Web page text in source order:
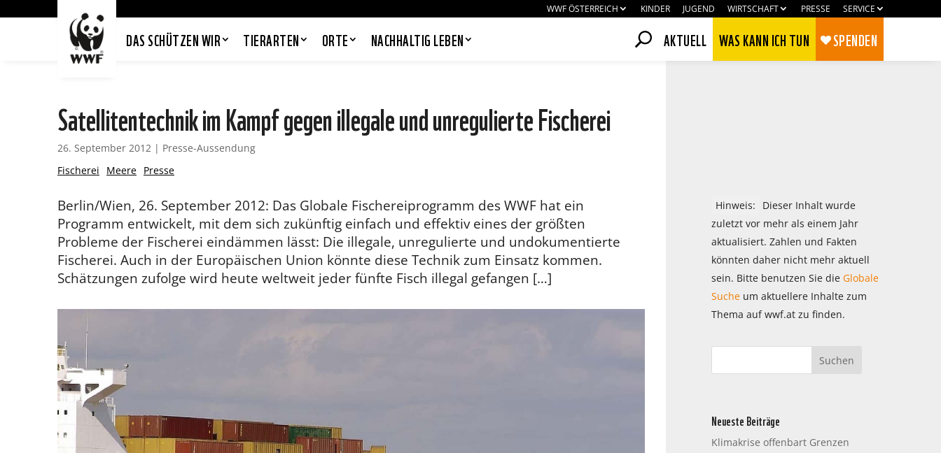
WWF ÖSTERREICH KINDER JUGEND WIRTSCHAFT PRESSE SERVICE
DAS SCHÜTZEN WIR TIERARTEN ORTE NACHHALTIG LEBEN AKTUELL WAS KANN ICH TUN SPENDEN
Satellitentechnik im Kampf gegen illegale und unregulierte Fischerei
26. September 2012 | Presse-Aussendung
Fischerei
Meere Presse
Berlin/Wien, 26. September 2012: Das Globale Fischereiprogramm des WWF hat ein
Programm entwickelt, mit dem sich zukünftig einfach und effektiv eines der größten
Probleme der Fischerei eindämmen lässt: Die illegale, unregulierte und undokumentierte
Fischerei. Auch in der Europäischen Union könnte diese Technik zum Einsatz kommen.
Schätzungen zufolge wird heute weltweit jeder fünfte Fisch illegal gefangen […]
Hinweis:
Dieser Inhalt wurde
zuletzt vor mehr als einem Jahr
aktualisiert. Zahlen und Fakten
könnten daher nicht mehr aktuell
sein. Bitte benutzen Sie die Globale
Sucheum aktuellere Inhalte zum
Thema auf wwf.at zu finden.
Neueste Beiträge
Klimakrise offenbart Grenzen
uns eine Analyse der Zugriffe auf die
Website. Infos dazu findest du in unserer
Datenschutzerklärung. Unter
Einstellungen kannst du verwalten,
welche Art von Cookies gesetzt werden.
Deine Auswahl kannst du über den
entsprechenden Link im Footer der
Website jederzeit widerrufen.
Ablehnen